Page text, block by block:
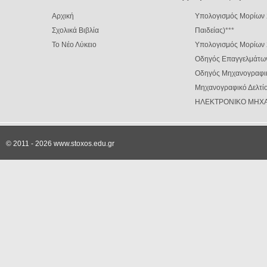
Αρχική
Σχολικά Βιβλία
Το Νέο Λύκειο
Υπολογισμός Μορίων
Παιδείας)***
Υπολογισμός
Οδηγός
Οδηγός
Μηχανογραφικό
ΗΛΕΚΤΡΟΝΙΚΟ
© 2011 - 2026 www.stoxos.edu.gr